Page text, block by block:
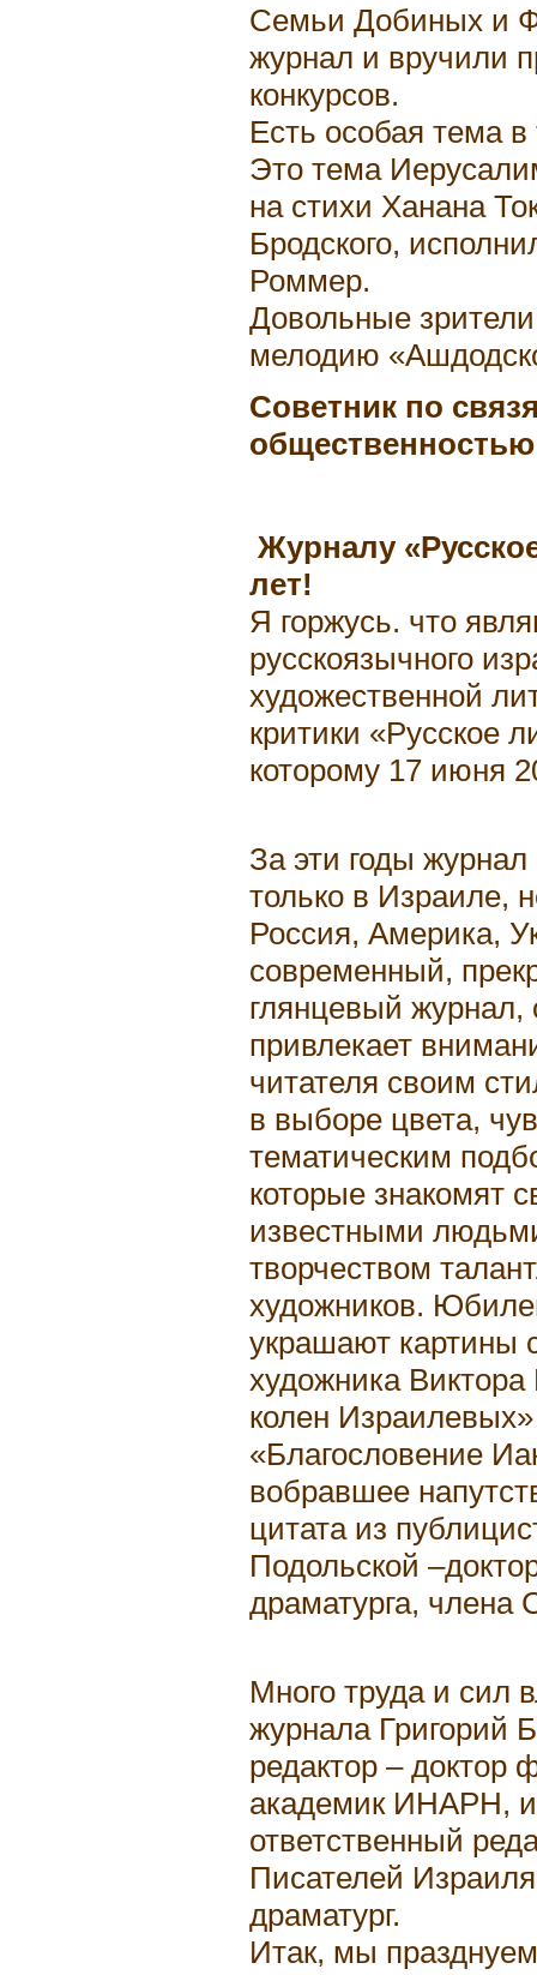
Семьи Добиных и
журнал и вручили
конкурсов.
Есть особая тема в
Это тема
на стихи Ханана
Бродского,
Роммер.
Довольные
мелодию
Советник по
Журналу
лет!
Я горжусь. что
русскоязычного
художественной
критики «Русское
которому 17 июня
За эти годы
только в Израиле,
Россия, Америка,
современный,
глянцевый журнал,
привлекает
читателя своим
в выборе цвета,
тематическим
которые знакомят
известными
творчеством
художников.
украшают картины
художника
колен
«Благословение
вобравшее
цитата из
Подольской
драматурга,
Много труда и сил
журнала Григорий
редактор – доктор
академик ИНАРН, и
ответственный
Писателей
драматург.
Итак, мы